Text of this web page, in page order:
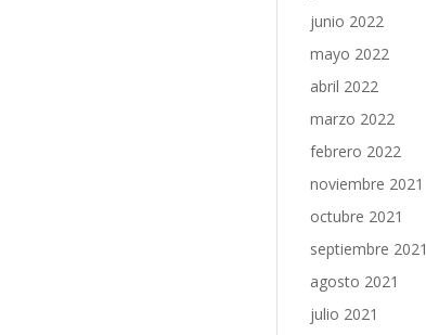
junio 2022
mayo 2022
abril 2022
marzo 2022
febrero 2022
noviembre 2021
octubre 2021
septiembre 2021
agosto 2021
julio 2021